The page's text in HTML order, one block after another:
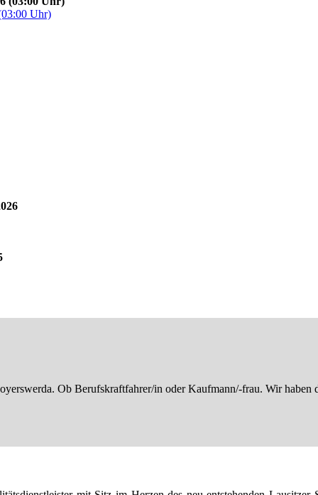
Uhr)
Ob Berufskraftfahrer/in oder Kaufmann/-frau. Wir haben